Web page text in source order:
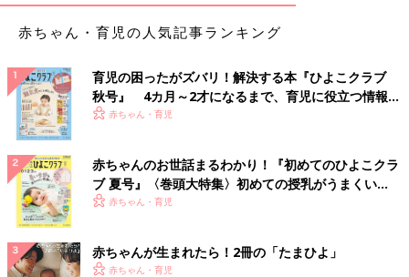
試しに計りに乗せるとぴったり！でも、料理は苦手です」
「何かを袋に入れるときに、パッと見てぴったりのサイズの袋を
探せます。でも、ぜんぜん役に立ったことないです」
「骨折してから左ヒジの皮がビロ～～ンと伸びるので、そこに10
円玉を隠せます。いかがでしょうか？」
「前屈もできないくらいガチガチに体が硬いのに、手首だけが異
常に柔らかいです。右手で右手手首から肘の間を掴めます」
赤ちゃん・育児の人気記事ランキング
育児の困ったがズバリ！解決する本『ひよこクラブ
秋号』 4カ月～2才になるまで、育児に役立つ情報が
いっぱい！
赤ちゃん・育児
赤ちゃんのお世話まるわかり！『初めてのひよこクラ
ブ 夏号』〈巻頭大特集〉初めての授乳がうまくい
く！ おっぱい・ミルクの基本と夏のトラブル 解決テ
赤ちゃん・育児
赤ちゃんが生まれたら！2冊の「たまひよ」
赤ちゃん・育児